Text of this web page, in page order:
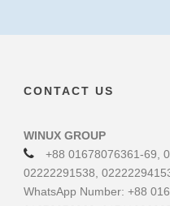
CONTACT US
WINUX GROUP
+88 01678076361-69,
02222291538,
WhatsApp Number: +88